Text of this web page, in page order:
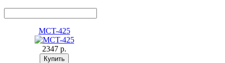
MCT-425
2347 p.